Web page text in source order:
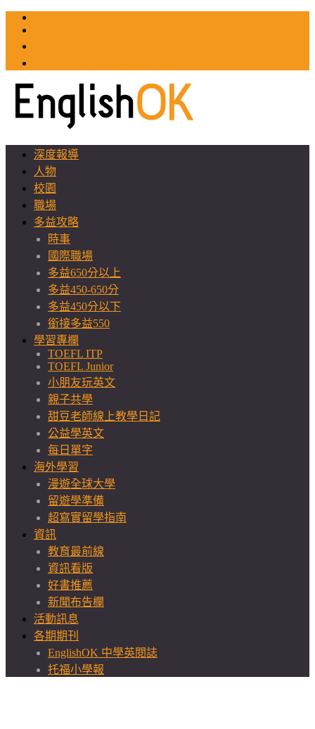
深度報導
人物
校園
職場
多益攻略
時事
國際職場
多益650分以上
多益450-650分
多益450分以下
銜接多益550
學習專欄
TOEFL ITP
TOEFL Junior
小朋友玩英文
親子共學
甜豆老師線上教學日記
公益學英文
每日單字
海外學習
漫遊全球大學
留遊學準備
超寫實留學指南
資訊
教育最前線
資訊看版
好書推薦
新聞布告欄
活動訊息
各期期刊
EnglishOK 中學英閱誌
托福小學報